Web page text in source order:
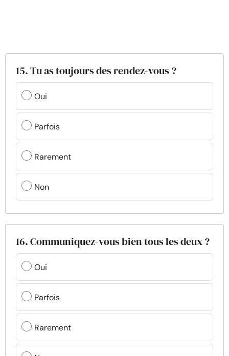
15. Tu as toujours des rendez-vous ?
Oui
Parfois
Rarement
Non
16. Communiquez-vous bien tous les deux ?
Oui
Parfois
Rarement